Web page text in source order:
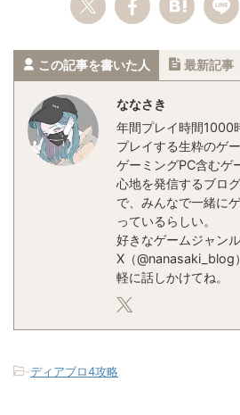
この記事を書いた人 最新記事
ななさき
年間プレイ時間1000
プレイする生粋のゲー
ゲーミングPC含むゲ
心地を発信するブロ
で、みんなで一緒に
っているらしい。
好きなゲームジャン
X（@nanasaki_blog
軽に話しかけてね。
-ディアブロ4攻略